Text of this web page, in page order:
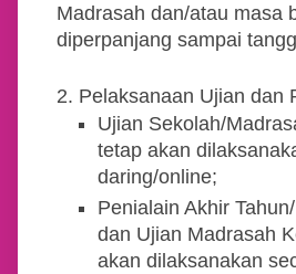
Madrasah dan/atau masa
diperpanjang sampai
2. Pelaksanaan Ujian dan
Ujian Sekolah/
tetap akan
daring/online;
Penialain Akhir
dan Ujian Madrasah
akan dilaksanakan